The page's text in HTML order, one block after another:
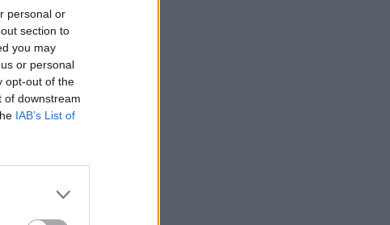
personal or
section to
you may
or personal
opt-out of the
of downstream
IAB’s List of